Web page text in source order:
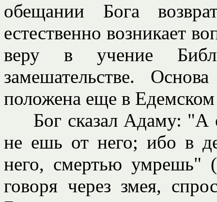
обещании Бога
естественно возникает
веру в учение
замешательстве.
положена еще в Едемском
Бог сказал Адаму: "А
не ешь от него; ибо в
него, смертью умрешь"
говоря через змея,